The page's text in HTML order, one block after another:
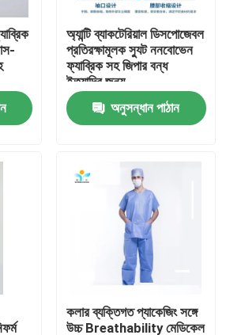
পরিধান
সামগ্রিক rall
অ্যান্টি ব্যাকটেরিয়াল ডিসপোজেবল
প্রতিরক্ষামূলক স্যুট ননবোভেন
ফ্যাব্রিক সহ জিপার বন্ধ
ইত্যাদির জন্য
অনুসন্ধান পাঠান
কলার ব্যক্তিগত প্যাকেজিং সঙ্গে
উচ্চ Breathability মেডিকেল